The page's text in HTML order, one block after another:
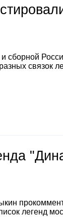
сборной
связок
легенд